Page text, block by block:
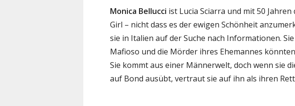
Monica Bellucci ist Lucia Sciarra und mit 50
Girl – nicht dass es der ewigen Schönheit
sie in Italien auf der Suche nach Informationen.
Mafioso und die Mörder ihres Ehemannes
Sie kommt aus einer Männerwelt, doch wenn sie
auf Bond ausübt, vertraut sie auf ihn als ihren